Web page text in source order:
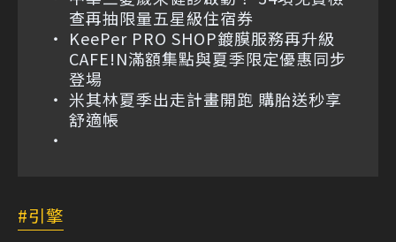
查再抽限量五星級住宿券
KeePer PRO SHOP鍍膜服務再升級
CAFE!N滿額集點與夏季限定優惠同步
登場
米其林夏季出走計畫開跑 購胎送秒享
舒適帳
引擎